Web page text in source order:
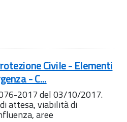
Civile - Elementi
- C...
2017 del 03/10/2017.
attesa, viabilità di
aree